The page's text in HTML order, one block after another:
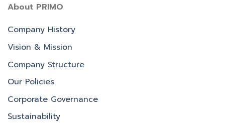
About PRIMO
Company History
Vision & Mission
Company Structure
Our Policies
Corporate Governance
Sustainability